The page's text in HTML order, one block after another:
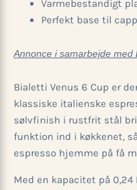
Varmebestandigt
Perfekt base til
Annonce i samarbejde med
Bialetti Venus 6 Cup er
klassiske italienske
sølvfinish i rustfrit stål
funktion ind i køkkenet,
espresso hjemme på få
Med en kapacitet på